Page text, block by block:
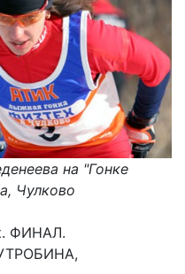
на "Гонке
Чулково
ФИНАЛ.